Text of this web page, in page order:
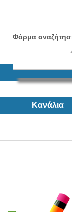
Φόρμα
Κανάλια